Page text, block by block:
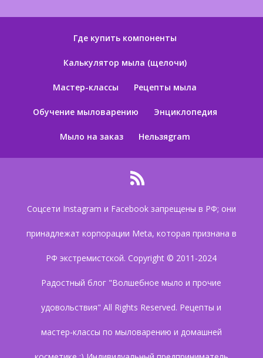
Где купить компоненты
Калькулятор мыла (щелочи)
Мастер-классы Рецепты мыла
Обучение мыловарению Энциклопедия
Мыло на заказ Нельзяgram
Соцсети Instagram и Facebook запрещены в РФ; они
принадлежат корпорации Meta, которая признана в
РФ экстремистской. Copyright © 2011-2024
Радостный блог "Волшебное мыло и прочие
удовольствия" All Rights Reserved. Рецепты и
мастер-классы по мыловарению и домашней